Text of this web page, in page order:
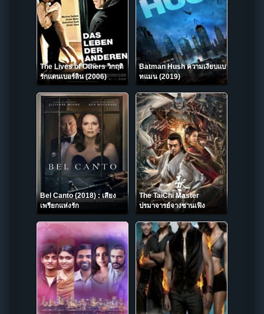
The Lives of Others วิกฤติ
รักแดนเบอร์ลิน (2006)
Batman Hush ความเงียบแบ
ทแมน (2019)
Bel Canto (2018) : เสียง
เพรียกแห่งรัก
The TaiChi Master
ปรมาจารย์จางซานเฟิง
(2022)